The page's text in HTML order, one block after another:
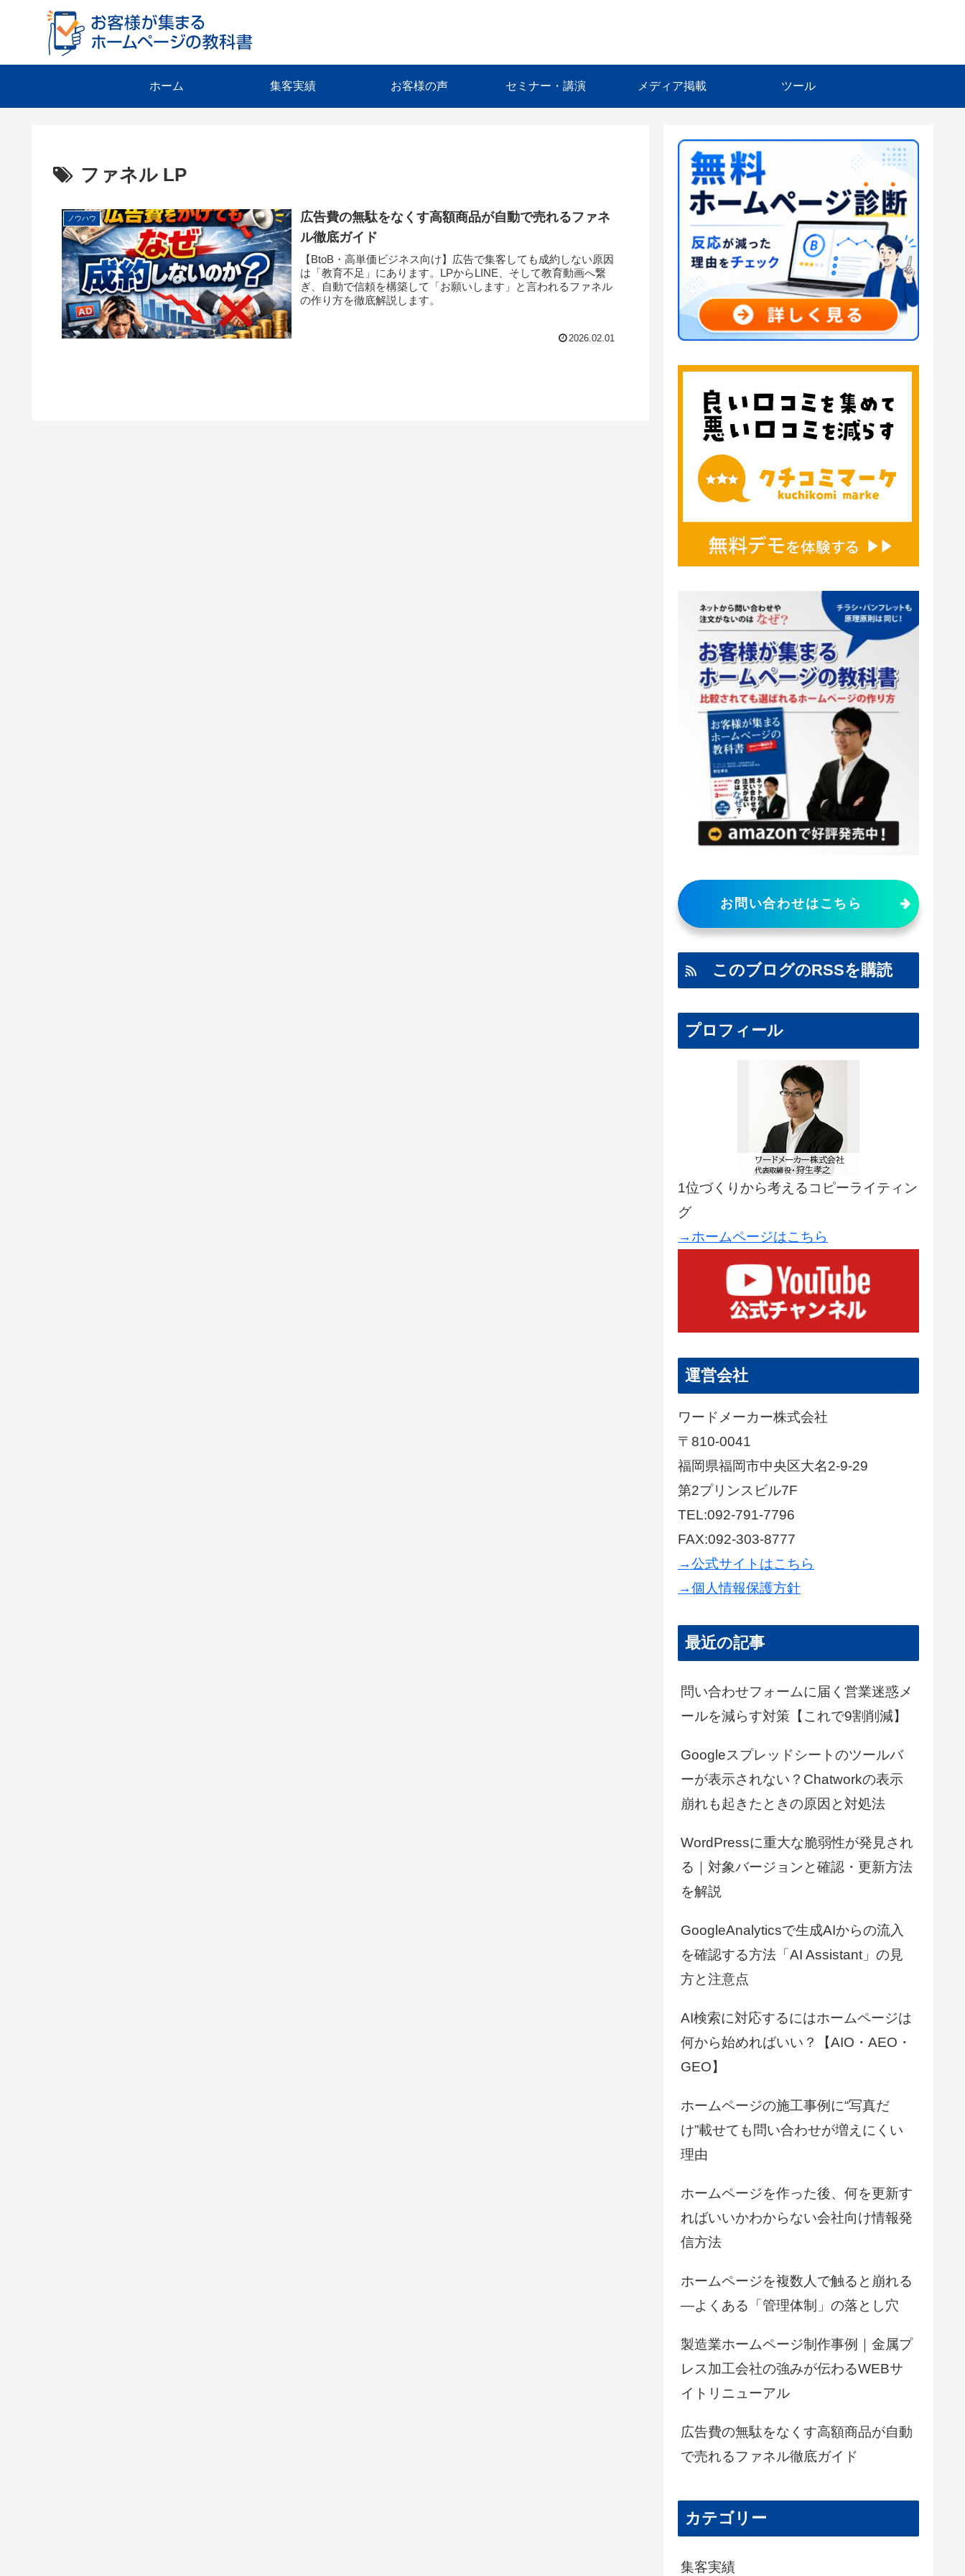
ホーム 集客実績 お客様の声 セミナー・講演 メディア掲載 ツール
ファネル LP
ノウハウ
広告費の無駄をなくす高額商品が自動で売れるファネ
ル徹底ガイド
【BtoB・高単価ビジネス向け】広告で集客しても成約しない原因
は「教育不足」にあります。LPからLINE、そして教育動画へ繋
ぎ、自動で信頼を構築して「お願いします」と言われるファネル
の作り方を徹底解説します。
2026.02.01
お問い合わせはこちら
このブログのRSSを購読
プロフィール
1位づくりから考えるコピーライティン
グ
→ホームページはこちら
運営会社
ワードメーカー株式会社
〒810-0041
福岡県福岡市中央区大名2-9-29
第2プリンスビル7F
TEL:092-791-7796
FAX:092-303-8777
→公式サイトはこちら
→個人情報保護方針
最近の記事
問い合わせフォームに届く営業迷惑メ
ールを減らす対策【これで9割削減】
Googleスプレッドシートのツールバ
ーが表示されない？Chatworkの表示
崩れも起きたときの原因と対処法
WordPressに重大な脆弱性が発見され
る｜対象バージョンと確認・更新方法
を解説
GoogleAnalyticsで生成AIからの流入
を確認する方法「AI Assistant」の見
方と注意点
AI検索に対応するにはホームページは
何から始めればいい？【AIO・AEO・
GEO】
ホームページの施工事例に“写真だ
け”載せても問い合わせが増えにくい
理由
ホームページを作った後、何を更新す
ればいいかわからない会社向け情報発
信方法
ホームページを複数人で触ると崩れる
―よくある「管理体制」の落とし穴
製造業ホームページ制作事例｜金属プ
レス加工会社の強みが伝わるWEBサ
イトリニューアル
広告費の無駄をなくす高額商品が自動
で売れるファネル徹底ガイド
カテゴリー
集客実績